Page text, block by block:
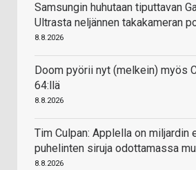
Samsungin huhutaan tiputtavan
Ultrasta neljännen takakameran
8.8.2026
Doom pyörii nyt (melkein) myös
64:llä
8.8.2026
Tim Culpan: Applella on miljardin
puhelinten siruja odottamassa
8.8.2026